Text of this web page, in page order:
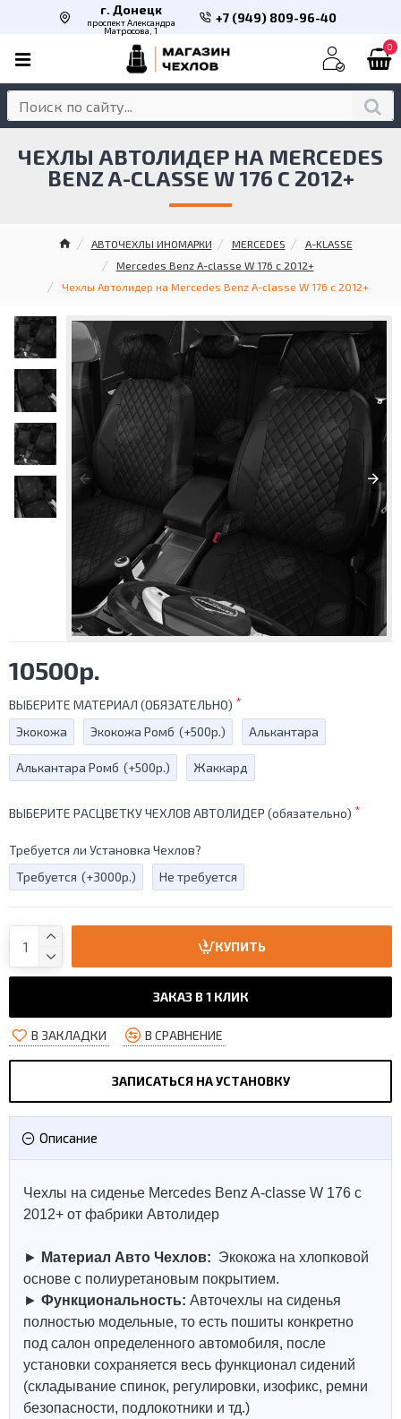
г. Донецк
проспект Александра
Матросова, 1
+7 (949) 809-96-40
0
АВТОЧЕХЛЫ ИНОМАРКИ MERCEDES
A-KLASSE
Mercedes Benz A-classe W 176 с 2012+
Чехлы Автолидер на Mercedes Benz A-classe W 176 с 2012+
ЧЕХЛЫ АВТОЛИДЕР НА MERCEDES
BENZ A-CLASSE W 176 С 2012+
10500р.
ВЫБЕРИТЕ МАТЕРИАЛ (ОБЯЗАТЕЛЬНО)
Экокожа
Экокожа Ромб (+500р.) Алькантара
Алькантара Ромб (+500р.) Жаккард
ВЫБЕРИТЕ РАСЦВЕТКУ ЧЕХЛОВ АВТОЛИДЕР (обязательно)
Требуется ли Установка Чехлов?
Требуется (+3000р.) Не требуется
КУПИТЬ
ЗАКАЗ В 1 КЛИК
В ЗАКЛАДКИ В СРАВНЕНИЕ
ЗАПИСАТЬСЯ НА УСТАНОВКУ
Описание
Чехлы на сиденье Mercedes Benz A-classe W 176 с
2012+ от фабрики Автолидер
► Материал Авто Чехлов: Экокожа на хлопковой
основе с полиуретановым покрытием.
► Функциональность: Авточехлы на сиденья
полностью модельные, то есть пошиты конкретно
под салон определенного автомобиля, после
установки сохраняется весь функционал сидений
(складывание спинок, регулировки, изофикс, ремни
безопасности, подлокотники и тд.)